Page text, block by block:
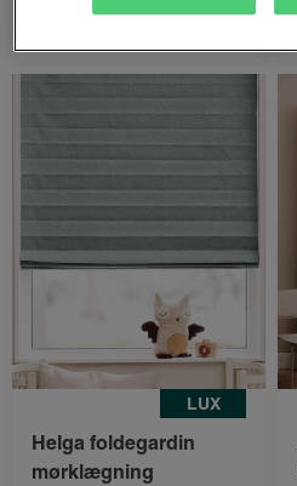
Bestil nu
LUX
Helga foldegardin
mørklægning